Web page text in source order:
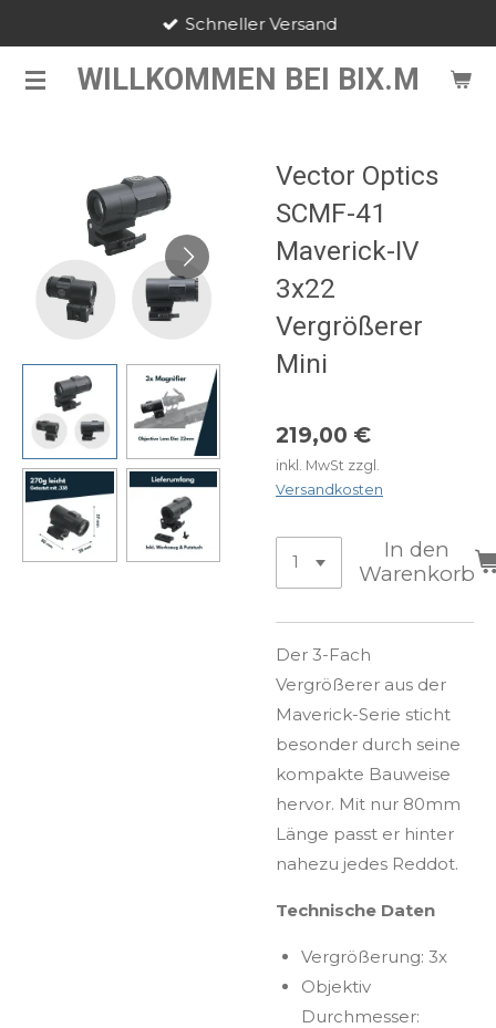
springen WILLKOMMEN BEI BIX.M
Schneller Versand
Vector Optics
SCMF-41
Maverick-IV
3x22
Vergrößerer
Mini
219,00 €
inkl. MwSt zzgl.
Versandkosten
In den
Warenkorb
Der 3-Fach
Vergrößerer aus der
Maverick-Serie sticht
besonder durch seine
kompakte Bauweise
hervor. Mit nur 80mm
Länge passt er hinter
nahezu jedes Reddot.
Technische Daten
Vergrößerung: 3x
Objektiv
Durchmesser: